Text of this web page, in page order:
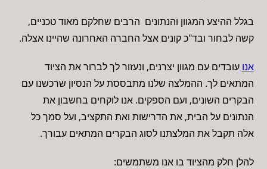
בגלל ההיצע המגוון והנתונים הרבים שחלקם מאוד טכניים,
קשה לבחור ובד"כ קונים אצל החברה האחרונה שהיינו אצלה.
אנו עובדים עם מגוון יצרנים, ונעזור לך לברור את הציוד
המתאים לך. ההמלצה שלנו מתבססת על הנסיון שרכשנו עם
הבקרים השונים, ועם הספקים. אנו לוקחים בחשבון את
הנתונים על הבית, את הדרישות ואת התקציב, ועל סמך כל
אלה תקבל את המלצתנו לסוג הבקרים המתאים עבורך.
להלן חלק מהציוד בו אנו משתמשים: